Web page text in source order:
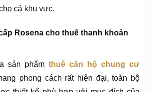
cả khu vực.
Rosena cho thuê thanh khoản
sản phẩm thuê căn hộ chung cư
phong cách rất hiện đại, toàn bộ